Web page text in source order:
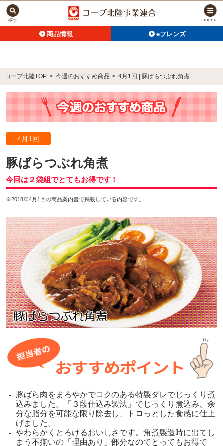
商品情報 eフレンズ
探す menu
コープ北陸TOP > 今週のおすすめ商品 > 4月1回 | 豚ばらつぶれ角煮
4月1回
豚ばらつぶれ角煮
今回は２袋組でとてもお得です！
※2018年4月1回の商品案内書で掲載している内容です。
豚ばら肉をまろやかでコクのある特製ダレでじっくり煮
込みました。「３段仕込み製法」でじっくり煮込み、余
分な脂分を可能な限り除去し、トロっとした食感に仕上
げました。
やわらかくとろけるおいしさです。角煮製造時に出てし
まう不揃いの「理由あり」部分なのでとってもお得で